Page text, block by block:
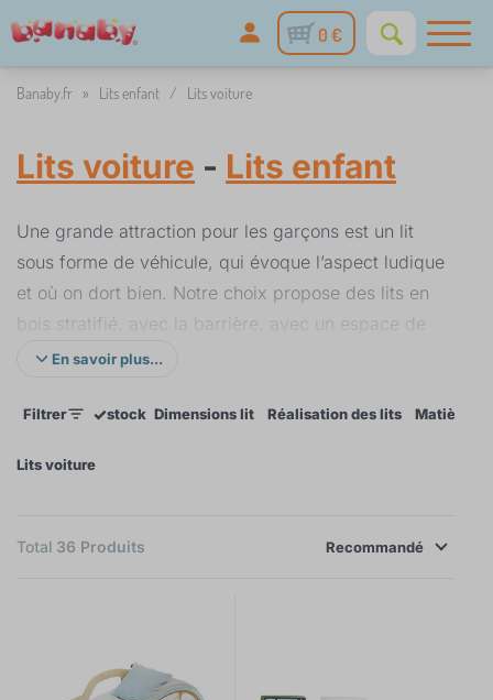
0 €
Banaby.fr » Lits enfant / Lits voiture
Lits voiture - Lits enfant
Une grande attraction pour les garçons est un lit
sous forme de véhicule, qui évoque l’aspect ludique
et où on dort bien. Notre choix propose des lits en
bois stratifié, avec la barrière, avec un espace de
rangement et avec des motifs pour enfants. En bleu
6 ans et à partir de 6 ans et plus. Il y a quatre
voiture le plus simple est un lit standard en bois avec
En savoir plus...
Filtrer ✓stock Dimensions lit Réalisation des lits Matière lit
FILTRER ×
Lits voiture
Total 36 Produits
Recommandé